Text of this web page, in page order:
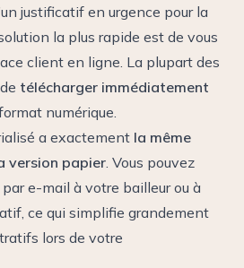
justificatif en urgence pour la
la plus rapide est de vous
client en ligne. La plupart des
télécharger immédiatement
numérique.
a exactement la même
version papier . Vous pouvez
e-mail à votre bailleur ou à
ce qui simplifie grandement
lors de votre